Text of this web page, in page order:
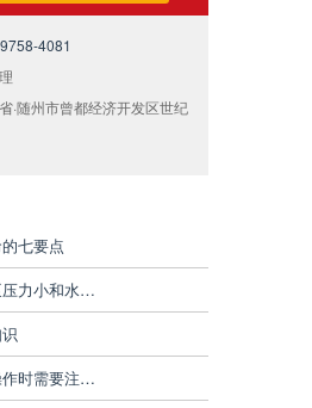
4081
·随州市曾都经济开发区世纪
七要点
解决洒水车水泵压力小和水泵漏水的问题
洒水车在吸水操作时需要注意的问题